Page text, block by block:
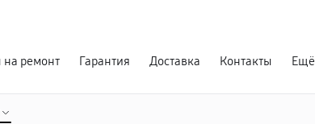
на ремонт Гарантия Доставка Контакты Ещё